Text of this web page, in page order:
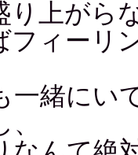
り上がら
フィーリ
一緒にい